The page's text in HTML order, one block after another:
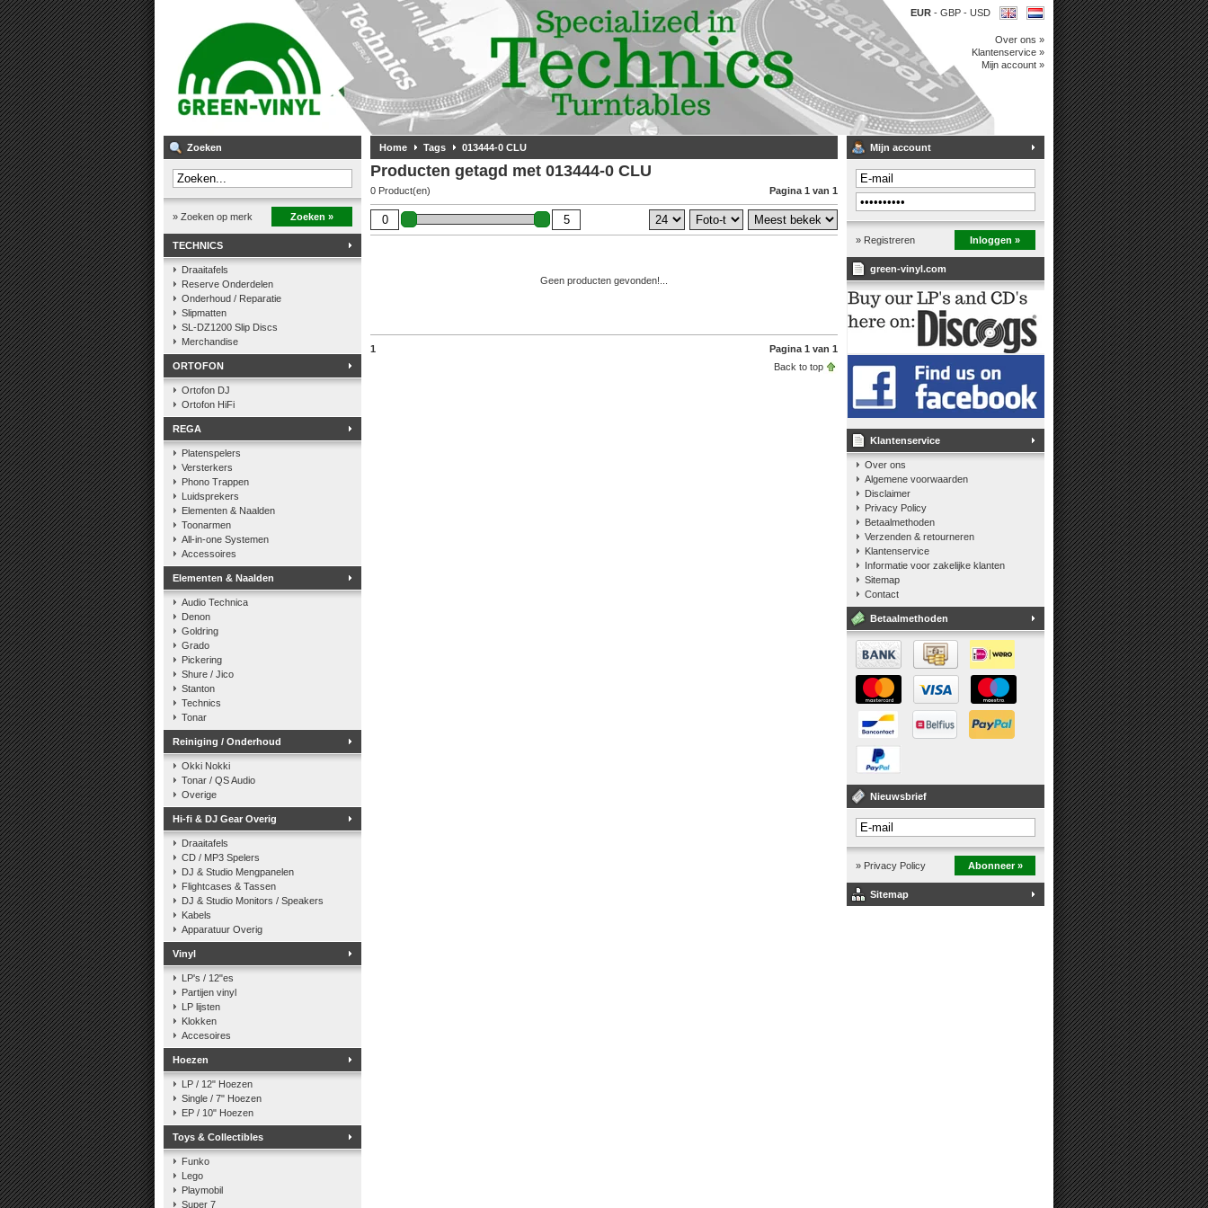
EUR - GBP - USD
Over ons »
Klantenservice »
Mijn account »
Zoeken
» Zoeken op merk Zoeken »
TECHNICS
Draaitafels
Reserve Onderdelen
Onderhoud / Reparatie
Slipmatten
SL-DZ1200 Slip Discs
Merchandise
ORTOFON
Ortofon DJ
Ortofon HiFi
REGA
Platenspelers
Versterkers
Phono Trappen
Luidsprekers
Elementen & Naalden
Toonarmen
All-in-one Systemen
Accessoires
Elementen & Naalden
Audio Technica
Denon
Goldring
Grado
Pickering
Shure / Jico
Stanton
Technics
Tonar
Reiniging / Onderhoud
Okki Nokki
Tonar / QS Audio
Overige
Hi-fi & DJ Gear Overig
Draaitafels
CD / MP3 Spelers
DJ & Studio Mengpanelen
Flightcases & Tassen
DJ & Studio Monitors / Speakers
Kabels
Apparatuur Overig
Vinyl
LP's / 12"es
Partijen vinyl
LP lijsten
Klokken
Accesoires
Hoezen
LP / 12" Hoezen
Single / 7" Hoezen
EP / 10" Hoezen
Toys & Collectibles
Funko
Lego
Playmobil
Super 7
Home Tags 013444-0 CLU
Producten getagd met 013444-0 CLU
0 Product(en) Pagina 1 van 1
Geen producten gevonden!...
1
Pagina 1 van 1
Back to top
Mijn account
» Registreren Inloggen »
green-vinyl.com
Klantenservice
Over ons
Algemene voorwaarden
Disclaimer
Privacy Policy
Betaalmethoden
Verzenden & retourneren
Klantenservice
Informatie voor zakelijke klanten
Sitemap
Contact
Betaalmethoden
Nieuwsbrief
» Privacy Policy Abonneer »
Sitemap